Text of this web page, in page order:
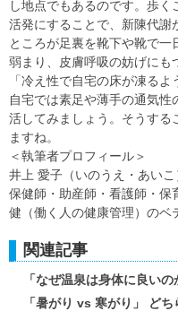
し地点でもあるのです。歩
活発にすることで、新陳代謝
ところが足裏を靴下や靴で
弱まり、皮膚呼吸の妨げにも
「冷え性で自宅の床が凍る
自宅では素足や薄手の通気
活してみましょう。そうする
ますね。
＜執筆者プロフィール＞
井上 愛子（いのうえ・あいこ
保健師・助産師・看護師・保
健（働く人の健康管理）のベ
関連記事
「なぜ温泉は身体に良い
「暑がり vs 寒がり」 ど